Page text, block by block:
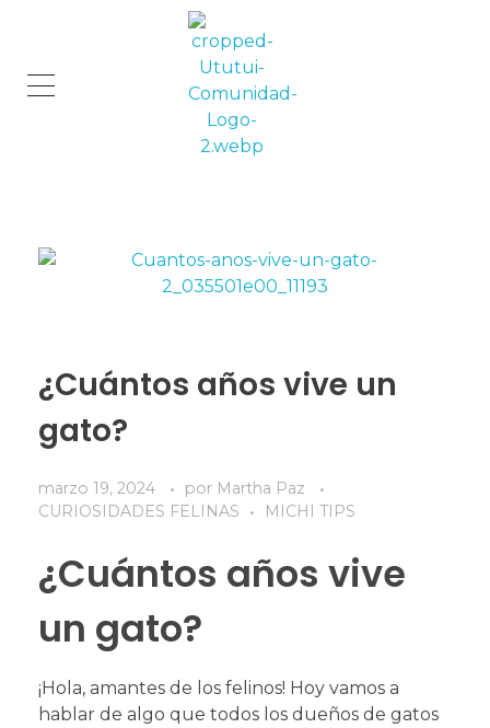
¿Cuántos años vive un
gato?
marzo 19, 2024 por Martha Paz
CURIOSIDADES FELINAS
MICHI TIPS
¿Cuántos años vive
un gato?
¡Hola, amantes de los felinos! Hoy vamos a
hablar de algo que todos los dueños de gatos